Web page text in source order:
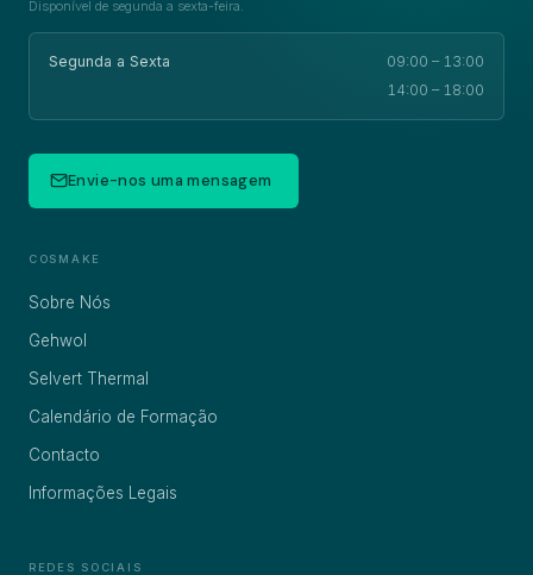
Disponível de segunda a sexta-feira.
Segunda a Sexta
09:00 – 13:00
14:00 – 18:00
Envie-nos uma mensagem
COSMAKE
Sobre Nós
Gehwol
Selvert Thermal
Calendário de Formação
Contacto
Informações Legais
REDES SOCIAIS